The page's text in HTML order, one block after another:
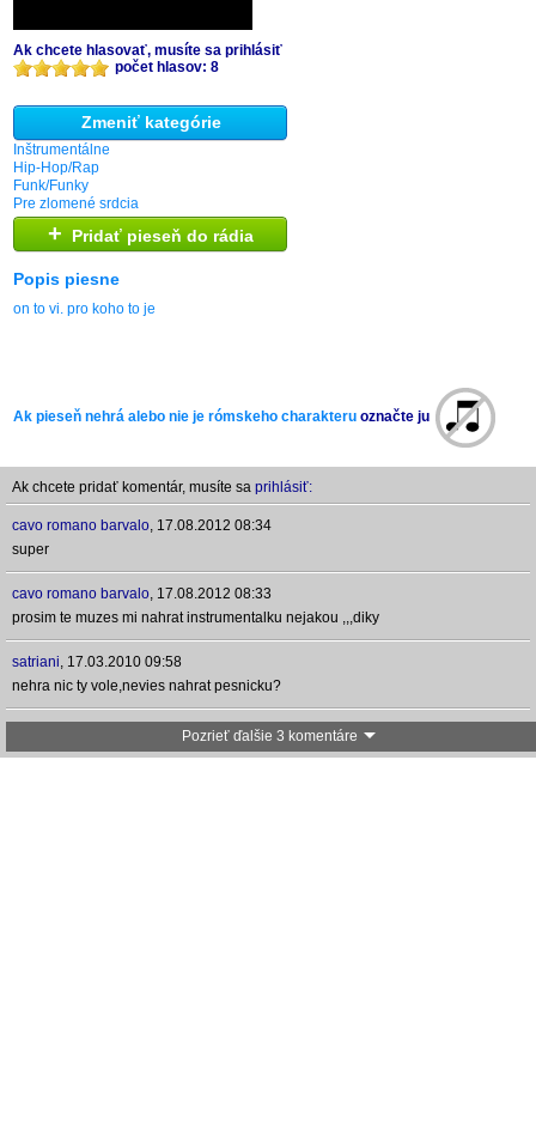
Ak chcete hlasovať, musíte sa prihlásiť
počet hlasov: 8
Zmeniť kategórie
Inštrumentálne
Hip-Hop/Rap
Funk/Funky
Pre zlomené srdcia
+ Pridať pieseň do rádia
Popis piesne
on to vi. pro koho to je
Ak pieseň nehrá alebo nie je rómskeho charakteru označte ju
Ak chcete pridať komentár, musíte sa prihlásiť:
cavo romano barvalo, 17.08.2012 08:34
super
cavo romano barvalo, 17.08.2012 08:33
prosim te muzes mi nahrat instrumentalku nejakou ,,,diky
satriani, 17.03.2010 09:58
nehra nic ty vole,nevies nahrat pesnicku?
Pozrieť ďalšie 3 komentáre